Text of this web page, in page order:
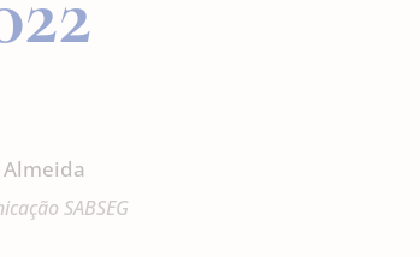
Almeida
SABSEG